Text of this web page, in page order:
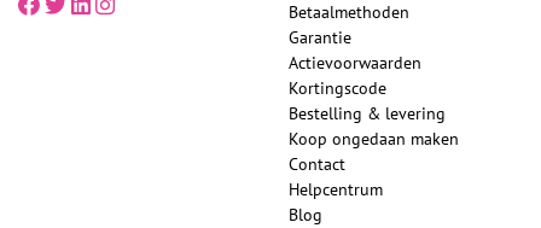
Betaalmethoden
Garantie
Actievoorwaarden
Kortingscode
Bestelling & levering
Koop ongedaan maken
Contact
Helpcentrum
Blog